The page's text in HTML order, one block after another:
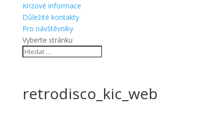
Krizové informace
Důležité kontakty
Pro návštěvníky
Vyberte stránku
retrodisco_kic_web